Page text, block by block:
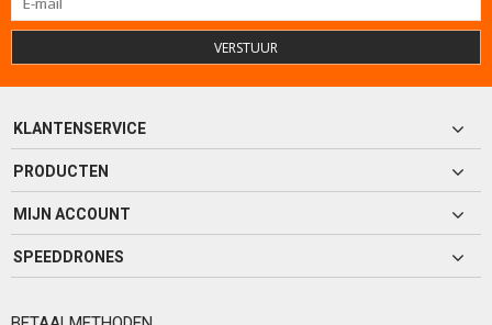
VERSTUUR
KLANTENSERVICE
PRODUCTEN
MIJN ACCOUNT
SPEEDDRONES